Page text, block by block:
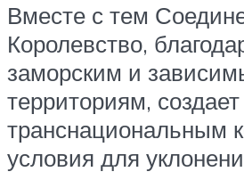
Вместе с тем
Королевство,
заморским и
территориям, создает
транснациональным
условия для